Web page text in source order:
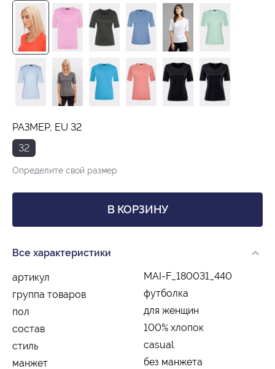
РАЗМЕР, EU 32
32
Определите свой размер
В КОРЗИНУ
Все характеристики
артикул
MAI-F_180031_440
группа товаров
футболка
пол
для женщин
состав
100% хлопок
стиль
casual
манжет
без манжета